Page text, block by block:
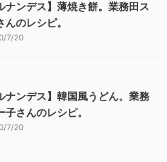
ナンデス】薄焼き餅。業務田ス
んのレシピ。
7/20
ナンデス】韓国風うどん。業務
子さんのレシピ。
7/20